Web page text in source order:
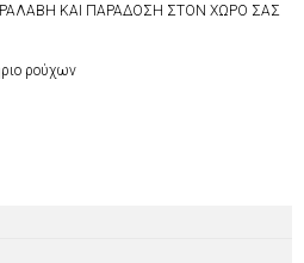
ΚΑΙ ΠΑΡΑΔΟΣΗ ΣΤΟΝ ΧΩΡΟ ΣΑΣ
ρούχων